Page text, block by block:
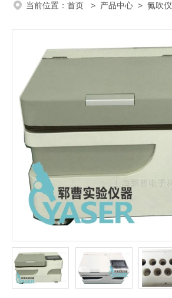
当前位置： 首页 > 产品中心 > 氮吹仪